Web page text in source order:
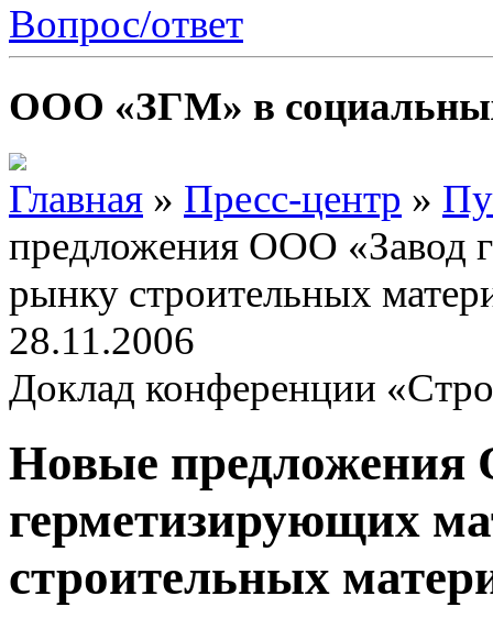
Вопрос/ответ
ООО «ЗГМ» в
Главная » Пресс-центр »
предложения ООО «Завод
рынку строительных
28.11.2006
Доклад конференции
Новые предложения
герметизирующих
строительных